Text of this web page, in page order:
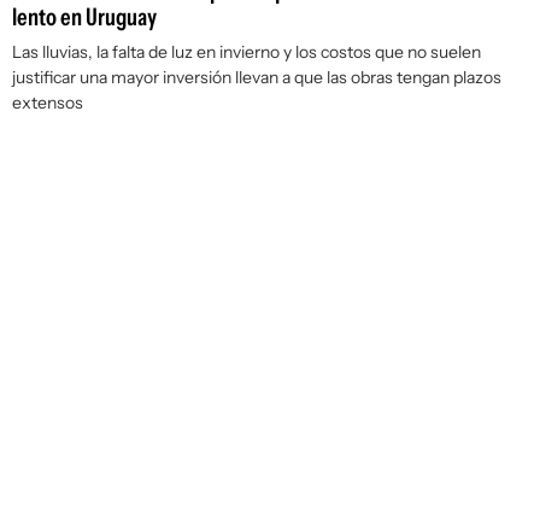
lento en Uruguay
Las lluvias, la falta de luz en invierno y los costos que no suelen
justificar una mayor inversión llevan a que las obras tengan plazos
extensos